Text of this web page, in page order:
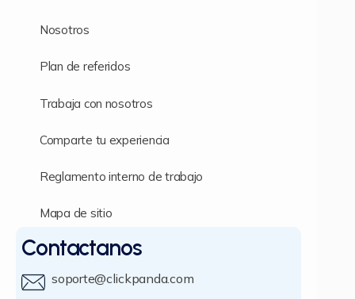
Nosotros
Plan de referidos
Trabaja con nosotros
Comparte tu experiencia
Reglamento interno de trabajo
Mapa de sitio
Contactanos
soporte@clickpanda.com